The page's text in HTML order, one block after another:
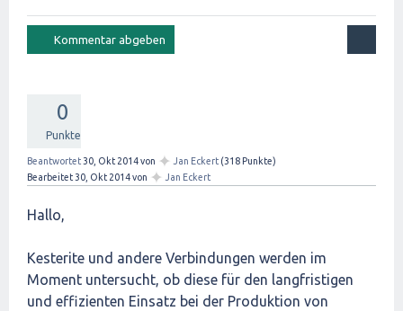
0
Punkte
Beantwortet 30, Okt 2014von ✦ Jan Eckert (318 Punkte)
Bearbeitet 30, Okt 2014von ✦ Jan Eckert
Hallo,
Kesterite und andere Verbindungen werden im
Moment untersucht, ob diese für den langfristigen
und effizienten Einsatz bei der Produktion von